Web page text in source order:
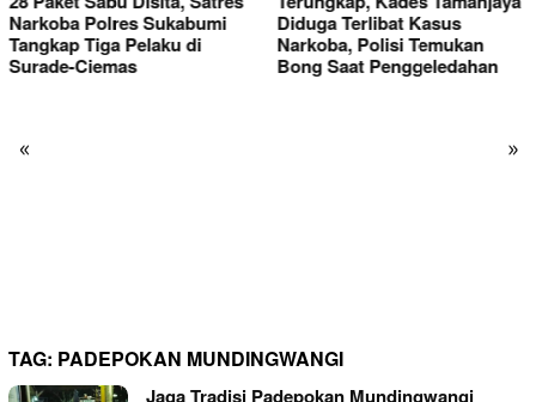
« »
Diduga Terlibat Kasus
Narkoba, Polisi Temukan
Bong Saat Penggeledahan
Korban Kebakaran
Kasepuhan Cipta Mulia Ditata
Layaknya Toko,
TAG: PADEPOKAN MUNDINGWANGI
Jaga Tradisi Padepokan Mundingwangi